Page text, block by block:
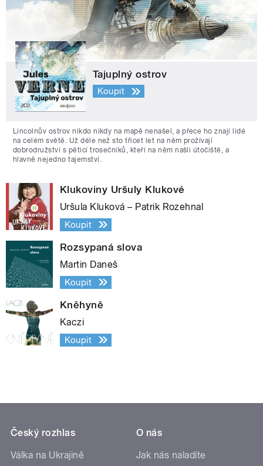
Tajuplný ostrov
Koupit
Lincolnův ostrov nikdo nikdy na mapě nenašel, a přece ho znají lidé
na celém světě. Už déle než sto třicet let na něm prožívají
dobrodružství s pěticí trosečníků, kteří na něm našli útočiště, a
hlavně nejedno tajemství.
Klukoviny Uršuly Klukové
Uršula Kluková – Patrik Rozehnal
Koupit
Rozsypaná slova
Martin Daneš
Koupit
Kněhyně
Kaczi
Koupit
Český rozhlas
Válka na Ukrajině
O nás
Jak nás naladíte